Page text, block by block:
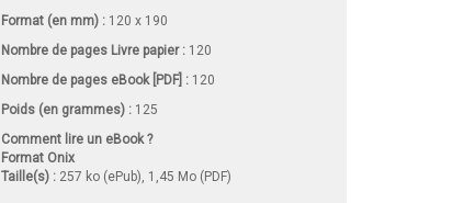
Format (en mm) : 120 x 190
Nombre de pages Livre papier: 120
Nombre de pages eBook [PDF] : 120
Poids (en grammes) : 125
Comment lire un eBook ?
Format Onix
Taille(s) : 257 ko (ePub), 1,45 Mo (PDF)